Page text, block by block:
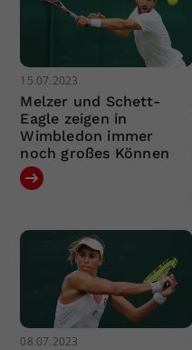
15.07.2023
Melzer und Schett-
Eagle zeigen in
Wimbledon immer
noch großes Können
08.07.2023